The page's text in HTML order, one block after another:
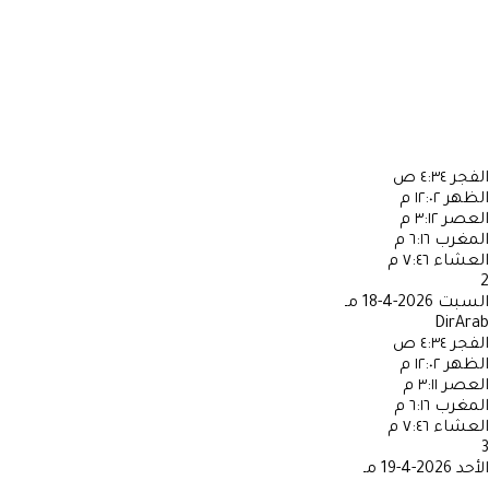
الفجر ٤:٣٤ ص
الظهر ١٢:٠٢ م
العصر ٣:١٢ م
المغرب ٦:١٦ م
العشاء ٧:٤٦ م
2
السبت 2026-4-18 مـ
DirArab
الفجر ٤:٣٤ ص
الظهر ١٢:٠٢ م
العصر ٣:١١ م
المغرب ٦:١٦ م
العشاء ٧:٤٦ م
3
الأحد 2026-4-19 مـ